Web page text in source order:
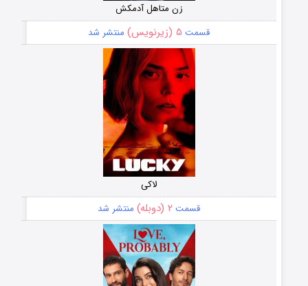
زن متاهل آدمکش
قسمت ۵ (زیرنویس) منتشر شد
لاکی
قسمت ۲ (دوبله) منتشر شد